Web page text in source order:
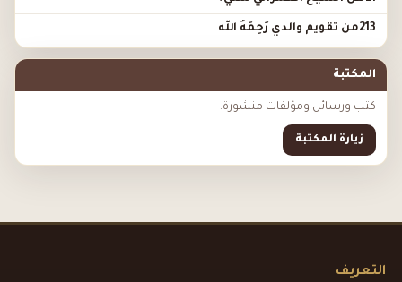
213من تقويم والدي رَحِمَهُ الله
المكتبة
كتب ورسائل ومؤلفات منشورة.
زيارة المكتبة
التعريف